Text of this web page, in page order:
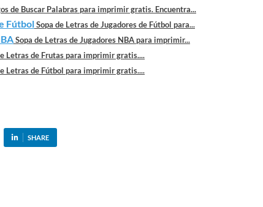
de Buscar Palabras para imprimir gratis. Encuentra...
FútbolSopa de Letras de Jugadores de Fútbol para...
Sopa de Letras de Jugadores NBA para imprimir...
Letras de Frutas para imprimir gratis....
Letras de Fútbol para imprimir gratis....
SHARE